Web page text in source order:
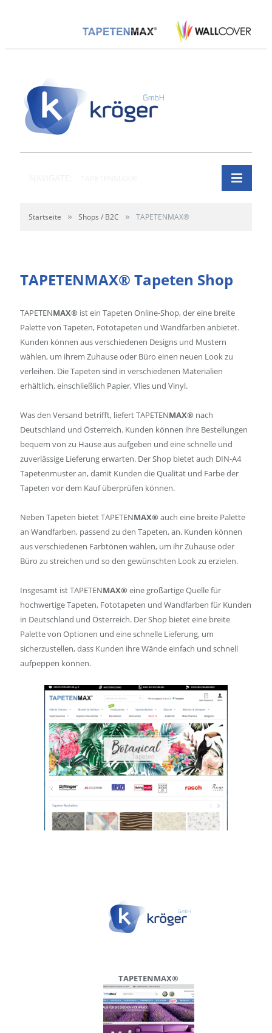
Startseite » Shops / B2C » TAPETENMAX®
TAPETENMAX® Tapeten Shop
TAPETENMAX® ist ein Tapeten Online-Shop, der eine breite
Palette von Tapeten, Fototapeten und Wandfarben anbietet.
Kunden können aus verschiedenen Designs und Mustern
wählen, um ihrem Zuhause oder Büro einen neuen Look zu
verleihen. Die Tapeten sind in verschiedenen Materialien
erhältlich, einschließlich Papier, Vlies und Vinyl.
Was den Versand betrifft, liefert TAPETENMAX® nach
Deutschland und Österreich. Kunden können ihre Bestellungen
bequem von zu Hause aus aufgeben und eine schnelle und
zuverlässige Lieferung erwarten. Der Shop bietet auch DIN-A4
Tapetenmuster an, damit Kunden die Qualität und Farbe der
Tapeten vor dem Kauf überprüfen können.
Neben Tapeten bietet TAPETENMAX®auch eine breite Palette
an Wandfarben, passend zu den Tapeten, an. Kunden können
aus verschiedenen Farbtönen wählen, um ihr Zuhause oder
Büro zu streichen und so den gewünschten Look zu erzielen.
Insgesamt ist TAPETENMAX®eine großartige Quelle für
hochwertige Tapeten, Fototapeten und Wandfarben für Kunden
in Deutschland und Österreich. Der Shop bietet eine breite
Palette von Optionen und eine schnelle Lieferung, um
sicherzustellen, dass Kunden ihre Wände einfach und schnell
aufpeppen können.
TAPETENMAX®